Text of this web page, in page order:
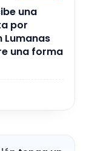
una
por
Lumanas
una forma